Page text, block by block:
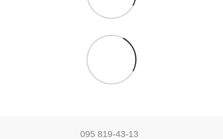
095 819-43-13